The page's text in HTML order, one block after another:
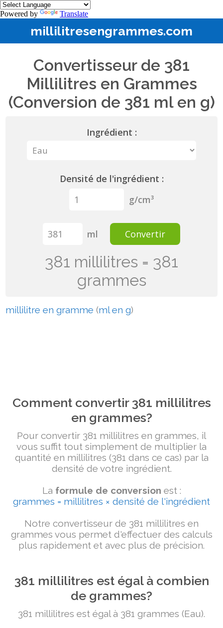
Powered by Translate
millilitresengrammes.com
Convertisseur de 381
Millilitres en Grammes
(Conversion de 381 ml en g)
Ingrédient :
Densité de l'ingrédient :
g/cm³
ml Convertir
381 millilitres = 381
grammes
millilitre en gramme (ml en g)
Comment convertir 381 millilitres
en grammes?
Pour convertir 381 millilitres en grammes, il
vous suffit tout simplement de multiplier la
quantité en millilitres (381 dans ce cas) par la
densité de votre ingrédient.
La formule de conversion est :
grammes = millilitres × densité de l'ingrédient
Notre convertisseur de 381 millilitres en
grammes vous permet d'effectuer des calculs
plus rapidement et avec plus de précision.
381 millilitres est égal à combien
de grammes?
381 millilitres est égal à 381 grammes (Eau).